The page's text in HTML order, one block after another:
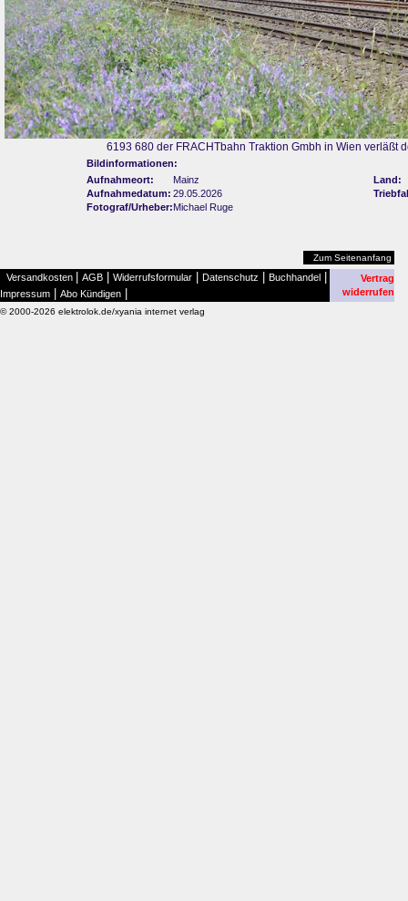
6193 680 der FRACHTbahn Traktion Gmbh in Wien verläßt
Bildinformationen:
Aufnahmeort:
Mainz
Land:
Aufnahmedatum: 29.05.2026
Fotograf/Urheber:Michael Ruge
Zum Seitenanfang
Versandkosten AGB Widerrufsformular Datenschutz Buchhandel
Impressum Abo Kündigen
Vertrag
widerrufen
© 2000-2026 elektrolok.de/xyania internet verlag